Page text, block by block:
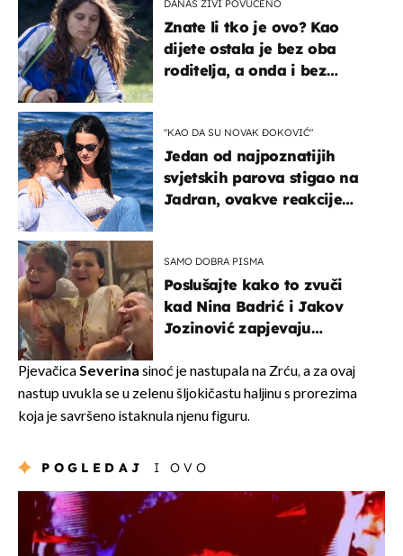
DANAS ŽIVI POVUČENO
Znate li tko je ovo? Kao
dijete ostala je bez oba
roditelja, a onda i bez
"KAO DA SU NOVAK ĐOKOVIĆ"
Jedan od najpoznatijih
svjetskih parova stigao na
Jadran, ovakve reakcije
SAMO DOBRA PISMA
Poslušajte kako to zvuči
kad Nina Badrić i Jakov
Jozinović zapjevaju
PjevačicaSeverina sinoć je nastupala na Zrću, a za ovaj
nastup uvukla se u zelenu šljokičastu haljinu s prorezima
koja je savršeno istaknula njenu figuru.
POGLEDAJ I OVO